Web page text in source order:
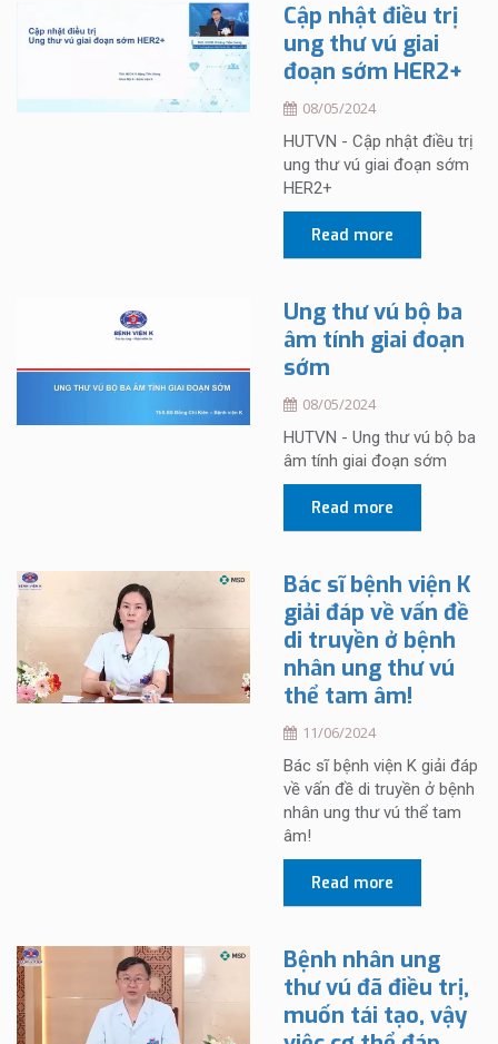
Cập nhật điều trị
ung thư vú giai
đoạn sớm HER2+
08/05/2024
HUTVN - Cập nhật điều trị
ung thư vú giai đoạn sớm
HER2+
Read more
Ung thư vú bộ ba
âm tính giai đoạn
sớm
08/05/2024
HUTVN - Ung thư vú bộ ba
âm tính giai đoạn sớm
Read more
Bác sĩ bệnh viện K
giải đáp về vấn đề
di truyền ở bệnh
nhân ung thư vú
thể tam âm!
11/06/2024
Bác sĩ bệnh viện K giải đáp
về vấn đề di truyền ở bệnh
nhân ung thư vú thể tam
âm!
Read more
Bệnh nhân ung
thư vú đã điều trị,
muốn tái tạo, vậy